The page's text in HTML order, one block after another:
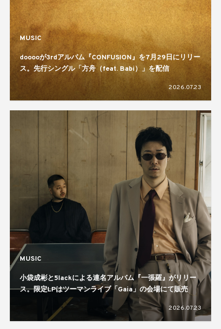
MUSIC
dooooが3rdアルバム『CONFUSION』を7月29日にリリー
ス。先行シングル「方舟（feat. Babi）」を配信
2026.07.23
MUSIC
小袋成彬と5lackによる連名アルバム『一張羅』がリリー
ス。限定LPはツーマンライブ「Gaia」の会場にて販売
2026.07.23